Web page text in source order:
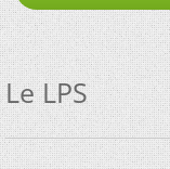
Le LPS